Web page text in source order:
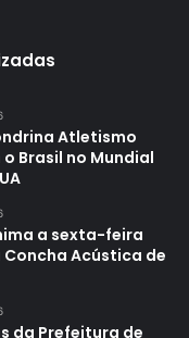
Atletismo
Brasil no Mundial
a sexta-feira
Concha Acústica de
da Prefeitura de